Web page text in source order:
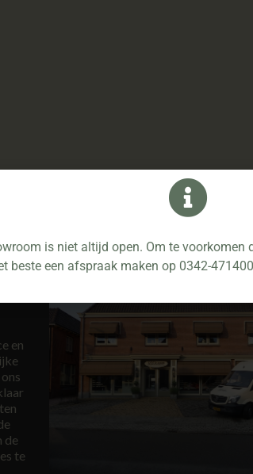
en
de
te
is niet altijd open. Om te voorkomen
beste een afspraak maken op 0342-